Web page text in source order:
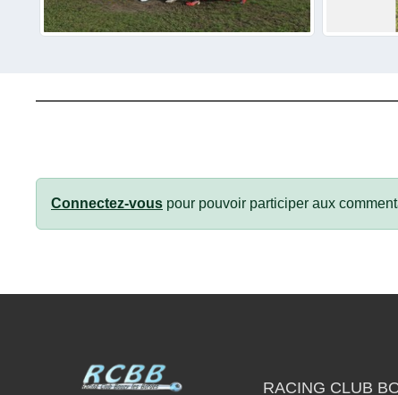
Connectez-vous pour pouvoir participer aux
RACING CLUB